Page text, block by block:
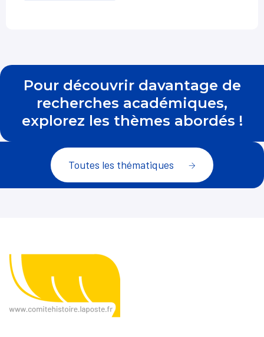
Pour découvrir davantage de
recherches académiques,
explorez les thèmes abordés !
Toutes les thématiques